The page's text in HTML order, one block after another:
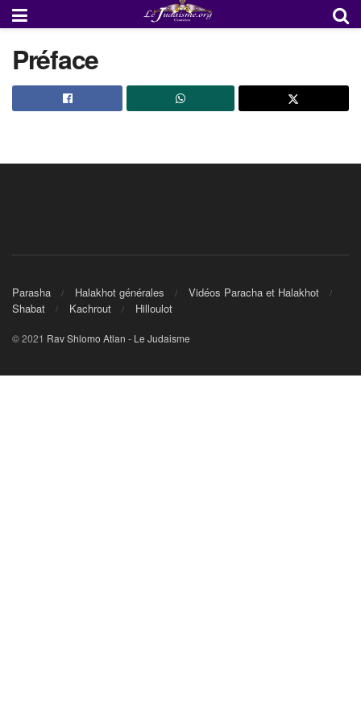
Préface
Parasha Halakhot générales
Vidéos Paracha et Halakhot
Shabat
Kachrout Hilloulot
© 2021 Rav Shlomo Atlan - Le Judaisme